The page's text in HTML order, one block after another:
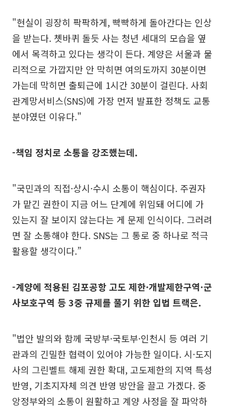
"현실이 굉장히 팍팍하게, 빡빡하게 돌아간다는 인상
을 받는다. 쳇바퀴 돌듯 사는 청년 세대의 모습을 옆
에서 목격하고 있다는 생각이 든다. 계양은 서울과 물
리적으로 가깝지만 안 막히면 여의도까지 30분이면
가는데 막히면 출퇴근에 1시간 30분이 걸린다. 사회
관계망서비스(SNS)에 가장 먼저 발표한 정책도 교통
분야였던 이유다."
-책임 정치로 소통을 강조했는데.
"국민과의 직접·상시·수시 소통이 핵심이다. 주권자
가 맡긴 권한이 지금 어느 단계에 위임돼 어디에 가
있는지 잘 보이지 않는다는 게 문제 인식이다. 그러려
면 잘 소통해야 한다. SNS는 그 통로 중 하나로 적극
활용할 생각이다.”
-계양에 적용된 김포공항 고도 제한·개발제한구역·군
사보호구역 등 3중 규제를 풀기 위한 입법 트랙은.
"법안 발의와 함께 국방부·국토부·인천시 등 여러 기
관과의 긴밀한 협력이 있어야 가능한 일이다. 시·도지
사의 그린벨트 해제 권한 확대, 고도제한의 지역 특성
반영, 기초지자체 의견 반영 방안을 끌고 가겠다. 중
앙정부와의 소통이 원활하고 계양 사정을 잘 파악하